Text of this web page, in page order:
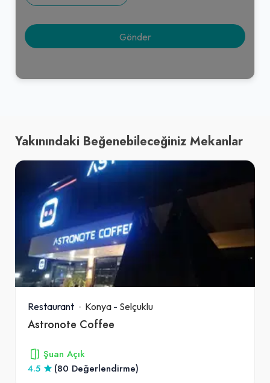
Yakınındaki Beğenebileceğiniz Mekanlar
Restaurant Konya - Selçuklu
Astronote Coffee
Şuan Açık
4.5
(80 Değerlendirme)